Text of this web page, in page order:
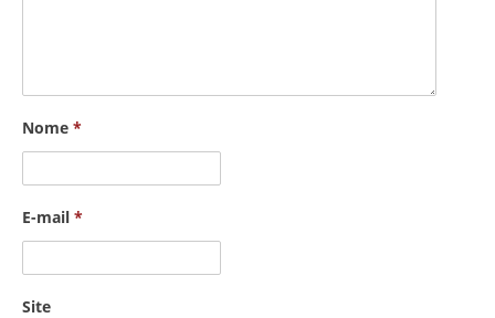
Nome *
E-mail *
Site